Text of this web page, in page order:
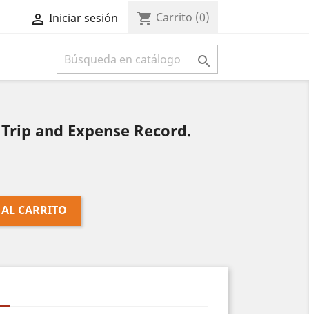
 Iniciar sesión shopping_cart Carrito (0)

Trip and Expense Record.
CARRITO